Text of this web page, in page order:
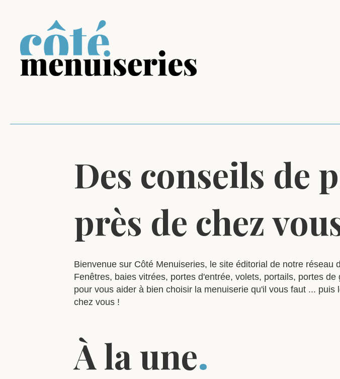
Des conseils de
près de chez
Bienvenue sur Côté Menuiseries, le site éditorial de notre réseau
Fenêtres, baies vitrées, portes d'entrée, volets, portails, portes
pour vous aider à bien choisir la menuiserie qu'il vous faut ...
chez vous !
À la une